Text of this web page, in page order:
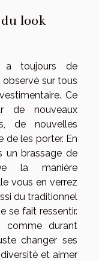
look
a toujours de
sur tous
Ce
de nouveaux
de nouvelles
de les porter. En
un brassage de
la manière
vous en verrez
du traditionnel
se fait ressentir.
comme durant
changer ses
et aimer